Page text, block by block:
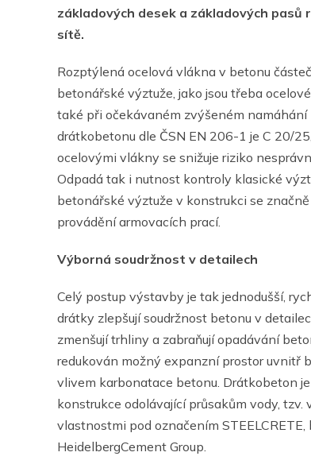
základových desek a základových pasů
sítě.
Rozptýlená ocelová vlákna v betonu
betonářské výztuže, jako jsou třeba
také při očekávaném zvýšeném
drátkobetonu dle ČSN EN 206-1 je C 20/
ocelovými vlákny se snižuje riziko
Odpadá tak i nutnost kontroly klasické
betonářské výztuže v konstrukci se
provádění armovacích prací.
Výborná soudržnost v detailech
Celý postup výstavby je tak jednodušší,
drátky zlepšují soudržnost betonu v
zmenšují trhliny a zabraňují opadávání
redukován možný expanzní prostor uvnitř
vlivem karbonatace betonu. Drátkobeton
konstrukce odolávající průsakům vody,
vlastnostmi pod označením
HeidelbergCement Group.